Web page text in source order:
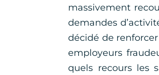
massivement
demandes
décidé de
employeurs
quels recours les